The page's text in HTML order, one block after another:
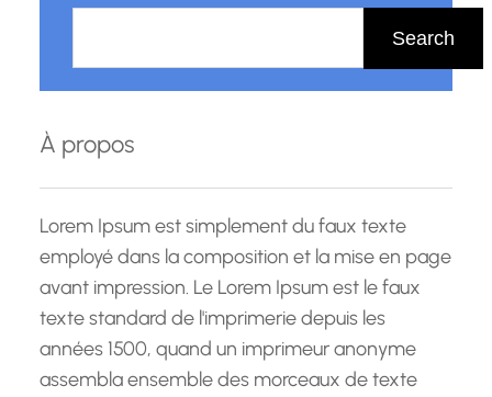
h
r
c
h
Search
À propos
Lorem Ipsum est simplement du faux texte
employé dans la composition et la mise en page
avant impression. Le Lorem Ipsum est le faux
texte standard de l'imprimerie depuis les
années 1500, quand un imprimeur anonyme
assembla ensemble des morceaux de texte